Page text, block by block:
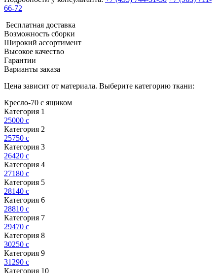
66-72
Бесплатная доставка
Возможность сборки
Широкий ассортимент
Высокое качество
Гарантии
Варианты заказа
Цена зависит от материала. Выберите категорию ткани:
Кресло-70 с ящиком
Категория 1
25000 c
Категория 2
25750 c
Категория 3
26420 c
Категория 4
27180 c
Категория 5
28140 c
Категория 6
28810 c
Категория 7
29470 c
Категория 8
30250 c
Категория 9
31290 c
Категория 10